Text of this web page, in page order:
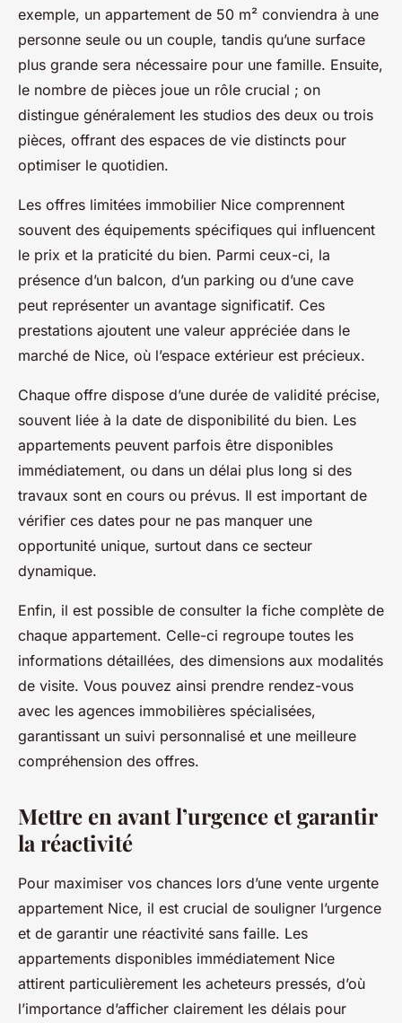
exemple, un appartement de 50 m² conviendra à une
personne seule ou un couple, tandis qu’une surface
plus grande sera nécessaire pour une famille. Ensuite,
le nombre de pièces joue un rôle crucial ; on
distingue généralement les studios des deux ou trois
pièces, offrant des espaces de vie distincts pour
optimiser le quotidien.
Les offres limitées immobilier Nice comprennent
souvent des équipements spécifiques qui influencent
le prix et la praticité du bien. Parmi ceux-ci, la
présence d’un balcon, d’un parking ou d’une cave
peut représenter un avantage significatif. Ces
prestations ajoutent une valeur appréciée dans le
marché de Nice, où l’espace extérieur est précieux.
Chaque offre dispose d’une durée de validité précise,
souvent liée à la date de disponibilité du bien. Les
appartements peuvent parfois être disponibles
immédiatement, ou dans un délai plus long si des
travaux sont en cours ou prévus. Il est important de
vérifier ces dates pour ne pas manquer une
opportunité unique, surtout dans ce secteur
dynamique.
Enfin, il est possible de consulter la fiche complète de
chaque appartement. Celle-ci regroupe toutes les
informations détaillées, des dimensions aux modalités
de visite. Vous pouvez ainsi prendre rendez-vous
avec les agences immobilières spécialisées,
garantissant un suivi personnalisé et une meilleure
compréhension des offres.
Mettre en avant l’urgence et garantir
la réactivité
Pour maximiser vos chances lors d’une vente urgente
appartement Nice, il est crucial de souligner l’urgence
et de garantir une réactivité sans faille. Les
appartements disponibles immédiatement Nice
attirent particulièrement les acheteurs pressés, d’où
l’importance d’afficher clairement les délais pour